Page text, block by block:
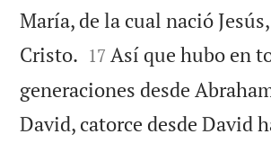
María, de la cual nació
Cristo. 

17 Así que hubo en
generaciones desde
David, catorce desde David